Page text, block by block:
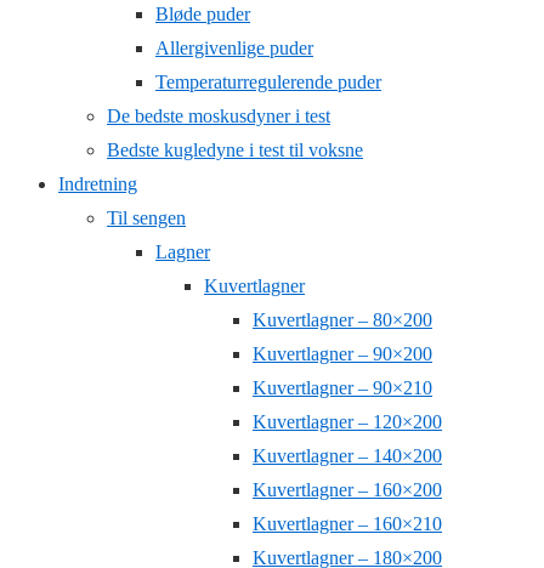
Bløde puder
Allergivenlige puder
Temperaturregulerende puder
De bedste moskusdyner i test
Bedste kugledyne i test til voksne
Indretning
Til sengen
Lagner
Kuvertlagner
Kuvertlagner – 80×200
Kuvertlagner – 90×200
Kuvertlagner – 90×210
Kuvertlagner – 120×200
Kuvertlagner – 140×200
Kuvertlagner – 160×200
Kuvertlagner – 160×210
Kuvertlagner – 180×200